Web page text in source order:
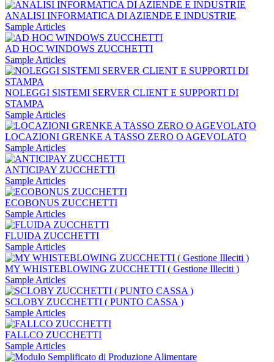
ANALISI INFORMATICA DI AZIENDE E INDUSTRIE
Sample Articles
AD HOC WINDOWS ZUCCHETTI
Sample Articles
NOLEGGI SISTEMI SERVER CLIENT E SUPPORTI DI
STAMPA
Sample Articles
LOCAZIONI GRENKE A TASSO ZERO O AGEVOLATO
Sample Articles
ANTICIPAY ZUCCHETTI
Sample Articles
ECOBONUS ZUCCHETTI
Sample Articles
FLUIDA ZUCCHETTI
Sample Articles
MY WHISTEBLOWING ZUCCHETTI ( Gestione Illeciti )
Sample Articles
SCLOBY ZUCCHETTI ( PUNTO CASSA )
Sample Articles
FALLCO ZUCCHETTI
Sample Articles